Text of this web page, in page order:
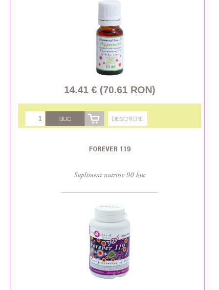
14.41 € (70.61 RON)
BUC DESCRIERE
FOREVER 119
Supliment nutritiv 90 buc